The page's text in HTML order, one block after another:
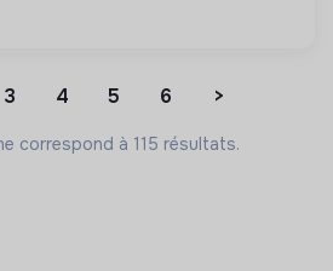
3 4 5 6 >
correspond à 115 résultats.